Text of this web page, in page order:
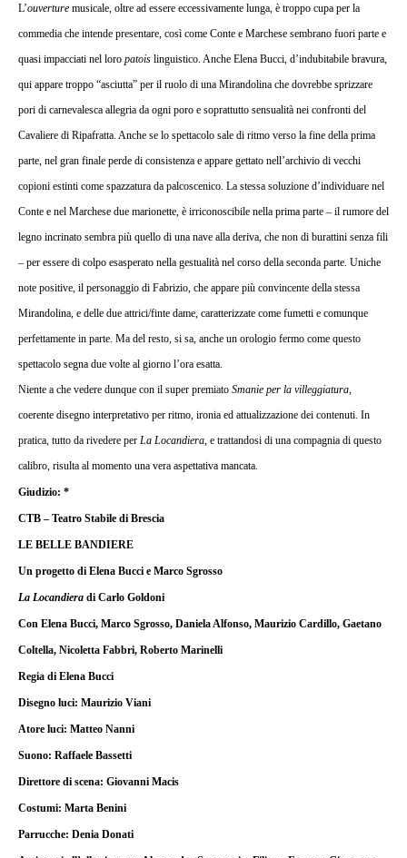
L’ouverture musicale, oltre ad essere eccessivamente lunga, è troppo cupa per la
commedia che intende presentare, così come Conte e Marchese sembrano fuori parte e
quasi impacciati nel loro patois linguistico. Anche Elena Bucci, d’indubitabile bravura,
qui appare troppo “asciutta” per il ruolo di una Mirandolina che dovrebbe sprizzare
pori di carnevalesca allegria da ogni poro e soprattutto sensualità nei confronti del
Cavaliere di Ripafratta. Anche se lo spettacolo sale di ritmo verso la fine della prima
parte, nel gran finale perde di consistenza e appare gettato nell’archivio di vecchi
copioni estinti come spazzatura da palcoscenico. La stessa soluzione d’individuare nel
Conte e nel Marchese due marionette, è irriconoscibile nella prima parte – il rumore del
legno incrinato sembra più quello di una nave alla deriva, che non di burattini senza fili
– per essere di colpo esasperato nella gestualità nel corso della seconda parte. Uniche
note positive, il personaggio di Fabrizio, che appare più convincente della stessa
Mirandolina, e delle due attrici/finte dame, caratterizzate come fumetti e comunque
perfettamente in parte. Ma del resto, si sa, anche un orologio fermo come questo
spettacolo segna due volte al giorno l’ora esatta.
Niente a che vedere dunque con il super premiato Smanie per la villeggiatura,
coerente disegno interpretativo per ritmo, ironia ed attualizzazione dei contenuti. In
pratica, tutto da rivedere per La Locandiera, e trattandosi di una compagnia di questo
calibro, risulta al momento una vera aspettativa mancata.
Giudizio: *
CTB – Teatro Stabile di Brescia
LE BELLE BANDIERE
Un progetto di Elena Bucci e Marco Sgrosso
La Locandiera di Carlo Goldoni
Con Elena Bucci, Marco Sgrosso, Daniela Alfonso, Maurizio Cardillo, Gaetano
Coltella, Nicoletta Fabbri, Roberto Marinelli
Regia di Elena Bucci
Disegno luci: Maurizio Viani
Atore luci: Matteo Nanni
Suono: Raffaele Bassetti
Direttore di scena: Giovanni Macis
Costumi: Marta Benini
Parrucche: Denia Donati